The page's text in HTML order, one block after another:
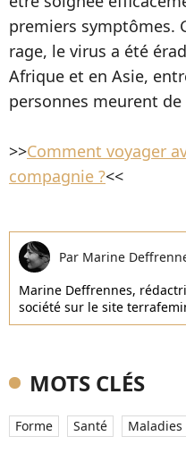
premiers symptômes.
rage, le virus a été
Afrique et en Asie,
personnes meurent
>>Comment voyager
compagnie ?<<
Par Marine
Marine Deffrennes,
société sur le site
MOTS CLÉS
Forme Santé Maladies